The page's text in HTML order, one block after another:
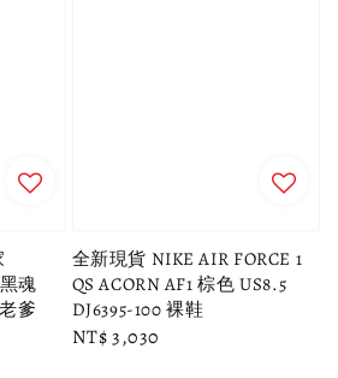
魂
爹
全新現貨 NIKE AIR FORCE 1
QS ACORN AF1 棕色 US8.5
DJ6395-100 裸鞋
Regular
NT$ 3,030